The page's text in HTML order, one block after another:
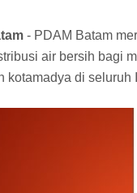
- PDAM Batam
air bersih bagi
kotamadya di seluruh